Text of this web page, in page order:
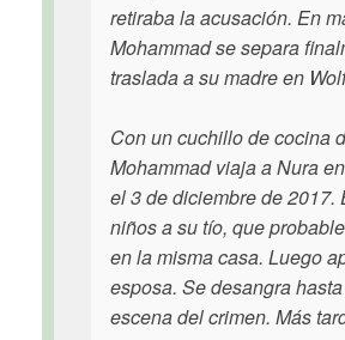
retiraba la acusación. En
Mohammad se separa
traslada a su madre en
Con un cuchillo de cocina
Mohammad viaja a Nura
el 3 de diciembre de 2017.
niños a su tío, que
en la misma casa. Luego
esposa. Se desangra
escena del crimen. Más